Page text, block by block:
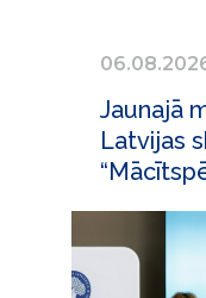
Jaunajā
Latvijas